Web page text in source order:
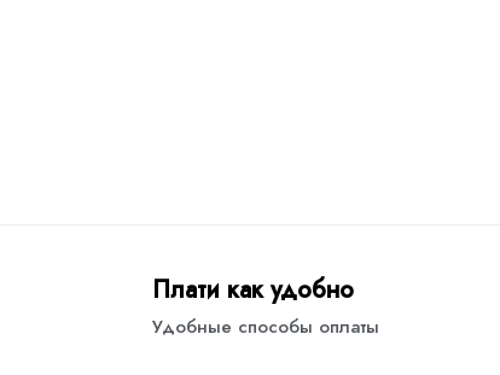
Плати как удобно
Удобные способы оплаты